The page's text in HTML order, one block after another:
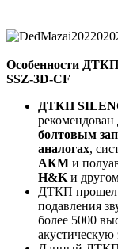
Особенности
SSZ-3D-CF
ДТКП
болтовым
аналогах,
АКМ и
H&K и
ДТКП прошел
подавления
более 5000
акустическую